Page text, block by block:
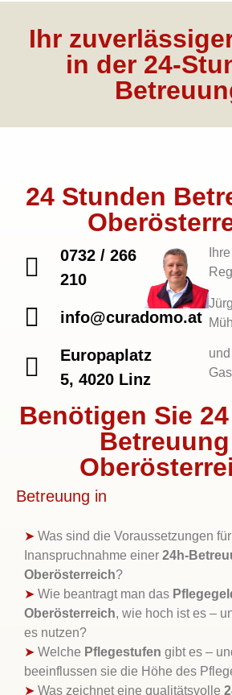
Ihr
in der 24-
24 Stunden
0732 / 266
210
info@curadomo.at
Europaplatz
5, 4020 Linz
Ihre
Benötigen Sie
Betreuung in
➤ Was sind die Voraussetzungen
Inanspruchnahme einer 24h-
Oberösterreich?
➤ Wie beantragt man das
Oberösterreich, wie hoch ist es –
es nutzen?
➤ Welche Pflegestufen gibt es –
beeinflussen sie die Höhe des
➤ Was zeichnet eine qualitätsvolle